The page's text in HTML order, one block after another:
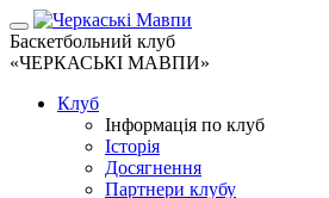
Баскетбольний клуб
«ЧЕРКАСЬКІ МАВПИ»
Клуб
Інформація по клуб
Історія
Досягнення
Партнери клубу